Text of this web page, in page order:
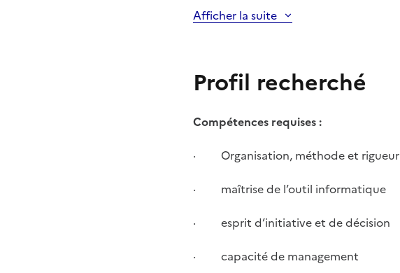
Afficher la suite
Profil recherché
Compétences requises :
· Organisation, méthode et rigueur
· maîtrise de l’outil informatique
· esprit d’initiative et de décision
· capacité de management